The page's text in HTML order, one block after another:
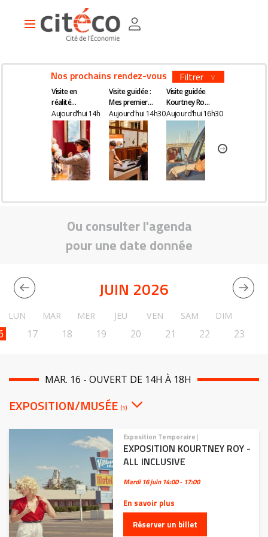
Main
Nos prochains rendez-vous Filtrer
Visite en
réalité
augmentée
Aujourd'hui 14h
Visite guidée :
Mes premiers
pas en
économie
Aujourd'hui 14h30
Visite guidée
Kourtney Roy -
All Inclusive
Aujourd'hui 16h30
Ou consulter l'agenda
pour une date donnée
JUIN 2026
LUN MAR MER JEU VEN SAM DIM
17 18 19 20 21 22 23
MAR. 16 - OUVERT DE 14H À 18H
EXPOSITION/MUSÉE (1)
Exposition Temporaire |
EXPOSITION KOURTNEY ROY -
ALL INCLUSIVE
Mardi 16 juin14:00 - 17:00
En savoir plus
Réserver un billet
Panneau de gestion des cookies